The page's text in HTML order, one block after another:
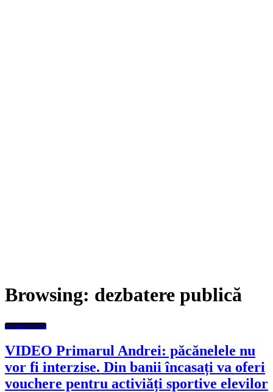
Browsing: dezbatere publică
Administratie
VIDEO Primarul Andrei: păcănelele nu
vor fi interzise. Din banii încasați va oferi
vouchere pentru activiăți sportive elevilor